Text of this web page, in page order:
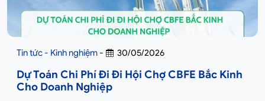
Tin tức - Kinh nghiệm - 30/05/2026
Dự Toán Chi Phí Đi Đi Hội Chợ CBFE Bắc Kinh
Cho Doanh Nghiệp